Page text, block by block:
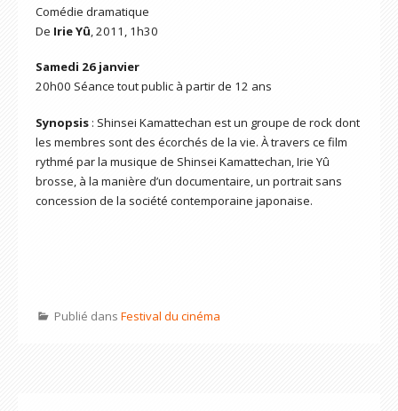
Comédie dramatique
De Irie Yû, 2011, 1h30
Samedi 26 janvier
20h00 Séance tout public à partir de 12 ans
Synopsis: Shinsei Kamattechan est un groupe de rock dont
les membres sont des écorchés de la vie. À travers ce film
rythmé par la musique de Shinsei Kamattechan, Irie Yû
brosse, à la manière d’un documentaire, un portrait sans
concession de la société contemporaine japonaise.
Publié dans Festival du cinéma